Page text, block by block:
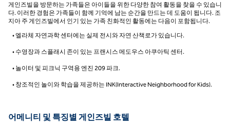
게인즈빌을 방문하는 가족들은 아이들을 위한 다양한 참여 활동을 찾을 수 있습니
다. 이러한 경험은 가족들이 함께 기억에 남는 순간을 만드는 데 도움이 됩니다. 조
지아 주 게인즈빌에서 인기 있는 가족 친화적인 활동에는 다음이 포함됩니다.
• 엘라체 자연과학 센터에는 실제 전시와 자연 산책로가 있습니다.
• 수영장과 스플래시 존이 있는 프랜시스 메도우스 아쿠아틱 센터.
• 놀이터 및 피크닉 구역용 엔진 209 파크.
• 창조적인 놀이와 학습을 제공하는 INK(Interactive Neighborhood for Kids).
어메니티 및 특징별 게인즈빌 호텔